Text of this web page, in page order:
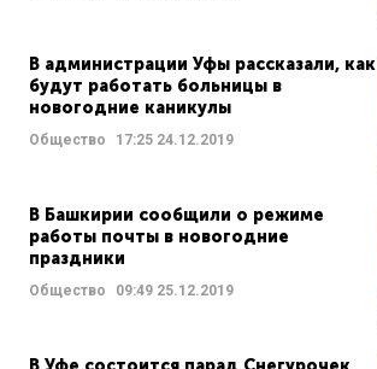
В администрации Уфы рассказали, как
будут работать больницы в
новогодние каникулы
Общество 17:25 24.12.2019
В Башкирии сообщили о режиме
работы почты в новогодние
праздники
Общество 09:49 25.12.2019